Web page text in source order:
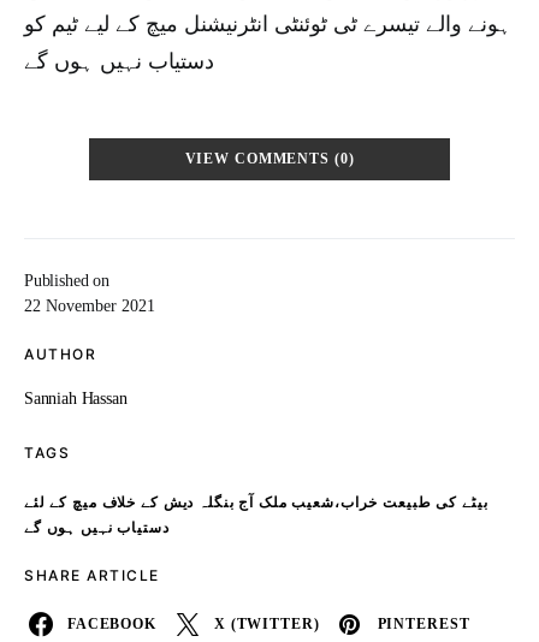
Published on
22 November 2021
AUTHOR
Sanniah Hassan
TAGS
بیٹے کی طبیعت خراب،شعیب ملک آج بنگلہ دیش کے خلاف میچ کے لئے
دستیاب نہیں ہوں گے
SHARE ARTICLE
FACEBOOK X (TWITTER) PINTEREST
ہونے والے تیسرے ٹی ٹوئنٹی انٹرنیشنل میچ کے لیے ٹیم کو
دستیاب نہیں ہوں گے
VIEW COMMENTS (0)